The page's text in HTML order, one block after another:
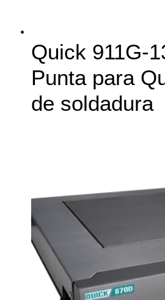
Quick 911G-
Punta para
de soldadura